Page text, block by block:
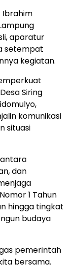
Ibrahim
aparatur
setempat
kegiatan.
Siring
komunikasi
situasi
dan
1 Tahun
hingga tingkat
budaya
pemerintah
bersama.